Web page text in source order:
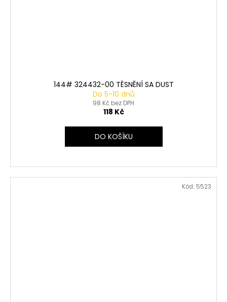
144# 324432-00 TĚSNĚNÍ SA DUST
Do 5-10 dnů
98 Kč bez DPH
118 Kč
DO KOŠÍKU
Kód: 5523